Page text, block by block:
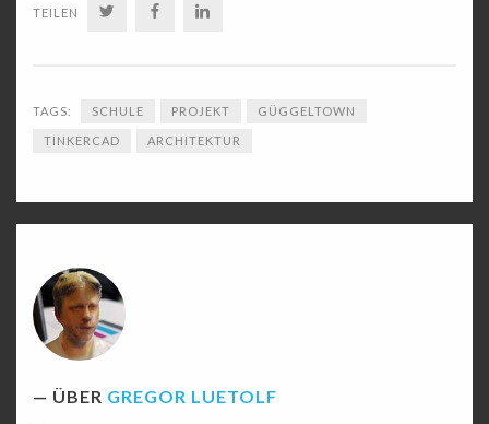
TEILEN TWITTERFACEBOOK
TAGS: SCHULE PROJEKT GÜGGELTOWN
TINKERCAD ARCHITEKTUR
ÜBER GREGOR LUETOLF